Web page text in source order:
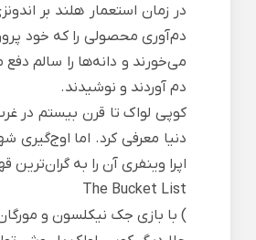
در زمان استعمار هلند بر
دم‌آوری محصولی را که خود
می‌خورند و دانه‌ها را سالم
دم ‌آوردند و نوشیدند.
دنیا معرفی کرد. اما اوج‌گیری
اپرا وینفری آن را به
The Bucket List
) با بازی جک نیکلسون و مورگان فریمن در سال ۲۰۰۷ نیز تقاضای قهوه